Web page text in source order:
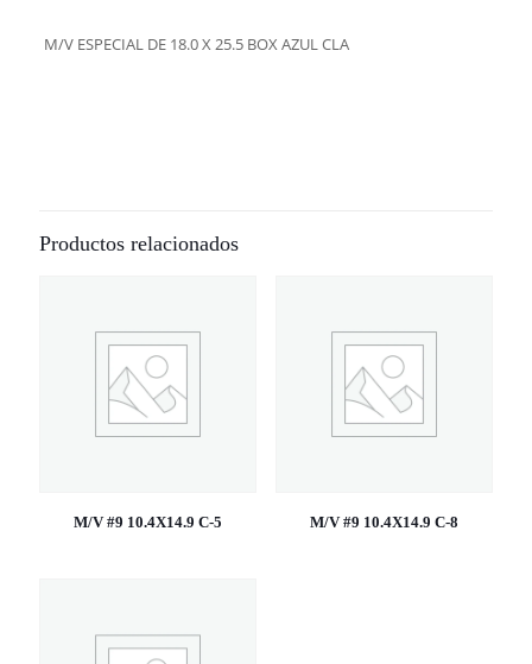
M/V ESPECIAL DE 18.0 X 25.5 BOX AZUL CLA
Productos relacionados
M/V #9 10.4X14.9 C-5 M/V #9 10.4X14.9 C-8